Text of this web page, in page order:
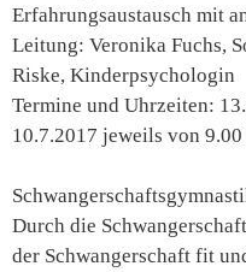
Erfahrungsaustausch mit
Leitung: Veronika Fuchs,
Riske, Kinderpsychologin
Termine und Uhrzeiten:
10.7.2017 jeweils von
Durch die
der Schwangerschaft fit